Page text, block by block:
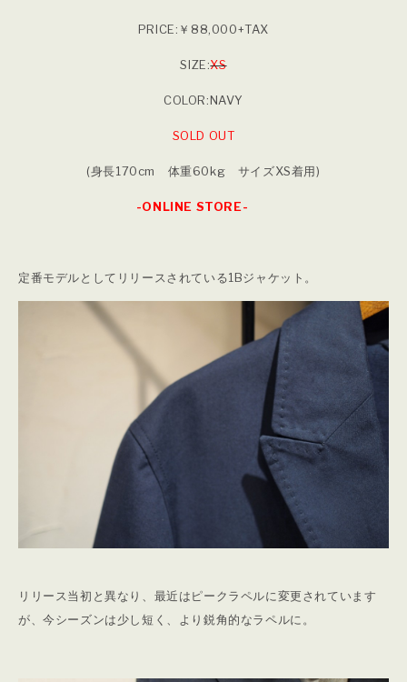
PRICE:￥88,000+TAX
SIZE:XS
COLOR:NAVY
SOLD OUT
(身長170cm 体重60kg サイズXS着用)
-ONLINE STORE-
定番モデルとしてリリースされている1Bジャケット。
リリース当初と異なり、最近はピークラペルに変更されています
が、今シーズンは少し短く、より鋭角的なラペルに。